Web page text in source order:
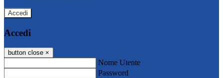
Accedi
Accedi
button close ×
Nome Utente
Password